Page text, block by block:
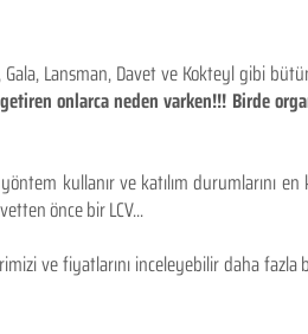
Gala, Lansman, Davet ve Kokteyl gibi
onlarca neden varken!!! Birde
kullanır ve katılım durumlarını en
önce bir LCV...
ve fiyatlarını inceleyebilir daha